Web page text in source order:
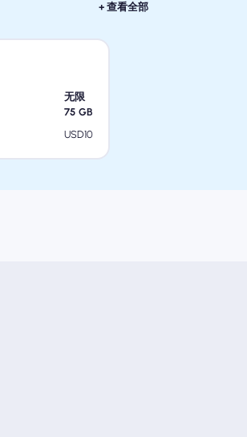
+ 查看全部
无限
75 GB
USD10